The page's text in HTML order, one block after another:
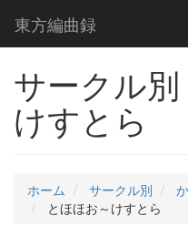
東方編曲録
サークル
けすとら
ホーム サークル別
とほほお～けすとら